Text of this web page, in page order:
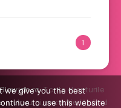
1
. Toate drepturile
autorului, excepţie făcând
we give you the best
to use this website